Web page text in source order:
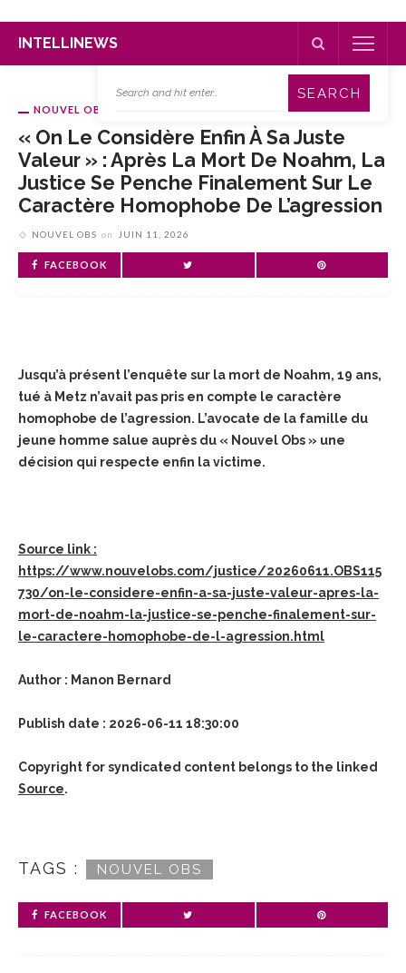
INTELLINEWS
NOUVEL OBS
« On Le Considère Enfin À Sa Juste
Valeur » : Après La Mort De Noahm, La
Justice Se Penche Finalement Sur Le
Caractère Homophobe De L’agression
NOUVEL OBS on JUIN 11, 2026
FACEBOOK
Jusqu’à présent l’enquête sur la mort de Noahm, 19 ans,
tué à Metz n’avait pas pris en compte le caractère
homophobe de l’agression. L’avocate de la famille du
jeune homme salue auprès du « Nouvel Obs » une
décision qui respecte enfin la victime.
Source link :
https://www.nouvelobs.com/justice/20260611.OBS115
730/on-le-considere-enfin-a-sa-juste-valeur-apres-la-
mort-de-noahm-la-justice-se-penche-finalement-sur-
le-caractere-homophobe-de-l-agression.html
Author : Manon Bernard
Publish date : 2026-06-11 18:30:00
Copyright for syndicated content belongs to the linked
Source.
TAGS : NOUVEL OBS
FACEBOOK